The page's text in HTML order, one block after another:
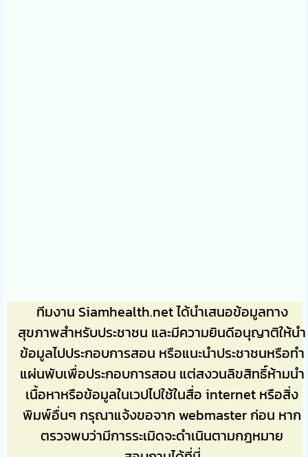
ทีมงาน Siamhealth.net ได้นำเสนอข้อมูลทาง
สุขภาพสำหรับประชาชน และมีความยินดีอนุญาติให้นำ
ข้อมูลไปประกอบการสอน หรือแนะนำประชาชนหรือทำ
แผ่นพับเพื่อประกอบการสอน แต่สงวนลิขสิทธิ์ห้ามนำ
เนื้อหาหรือข้อมูลในเวปไปใช้ในสื่อ internet หรือสิ่ง
พิมพ์อื่นๆ กรุณาแจ้งขอจาก webmaster ก่อน หาก
ตรวจพบว่ามีการระเมิดจะดำเนินตามกฎหมาย